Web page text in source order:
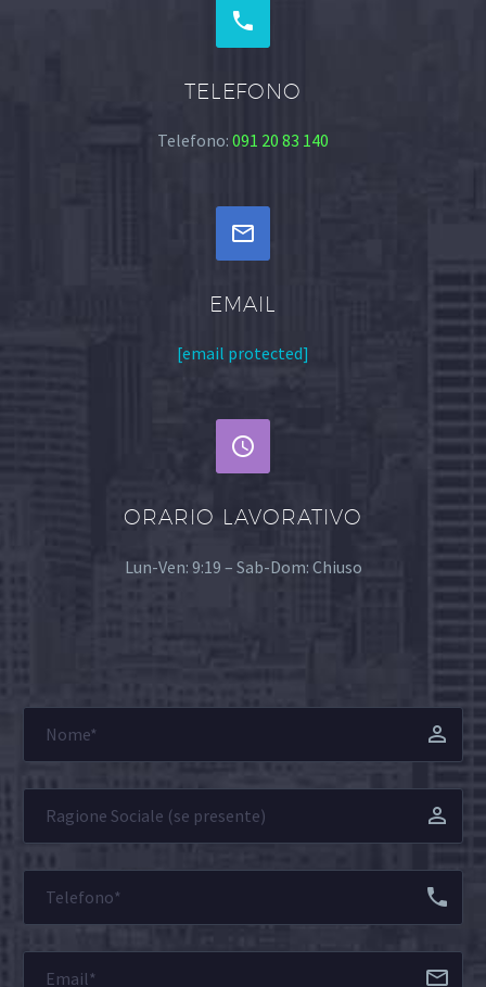


TELEFONO
Telefono: 091 20 83 140


EMAIL
[email protected]


ORARIO LAVORATIVO
Lun-Ven: 9:19 – Sab-Dom: Chiuso